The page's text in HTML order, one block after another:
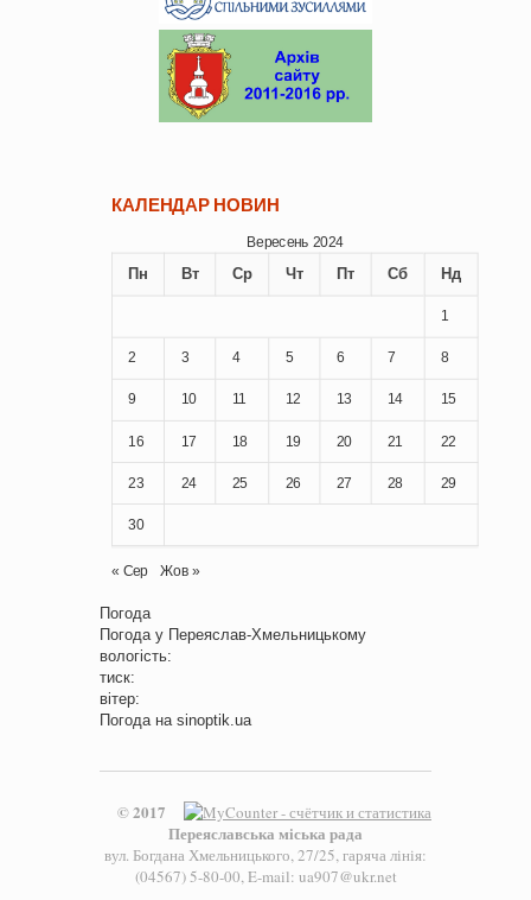
КАЛЕНДАР НОВИН
Вересень 2024
Пн Вт Ср Чт Пт Сб Нд
1
2 3 4 5 6 7 8
9 10 11 12 13 14 15
16 17 18 19 20 21 22
23 24 25 26 27 28 29
30
« Сер Жов »
Погода
Погода у Переяслав-Хмельницькому
вологість:
тиск:
вітер:
Погода на sinoptik.ua
© 2017
Переяславська міська рада
вул. Богдана Хмельницького, 27/25, гаряча лінія:
(04567) 5-80-00, E-mail: ua907@ukr.net